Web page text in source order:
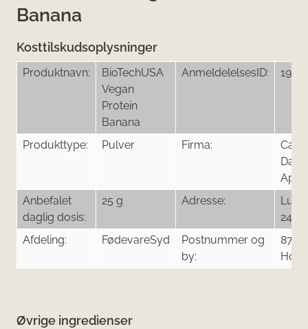
Banana
Kosttilskudsoplysninger
Produktnavn:
BioTechUSA
Vegan
Protein
Banana
AnmeldelelsesID:
Produkttype: Pulver Firma:
Day
ApS
Anbefalet
daglig dosis:
25 g Adresse:
24
Afdeling:
FødevareSyd
Postnummer og
by:
8700
Øvrige ingredienser